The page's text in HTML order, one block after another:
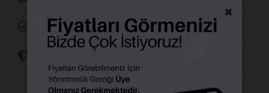
Orijinal Ürün Garantisi
Güvenli Alışveriş
×